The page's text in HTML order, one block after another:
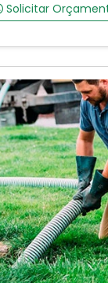
Solicitar